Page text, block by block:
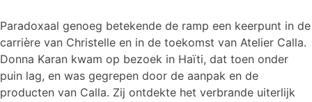
Paradoxaal genoeg betekende de ramp een keerpunt in de
carrière van Christelle en in de toekomst van Atelier Calla.
Donna Karan kwam op bezoek in Haïti, dat toen onder
puin lag, en was gegrepen door de aanpak en de
producten van Calla. Zij ontdekte het verbrande uiterlijk